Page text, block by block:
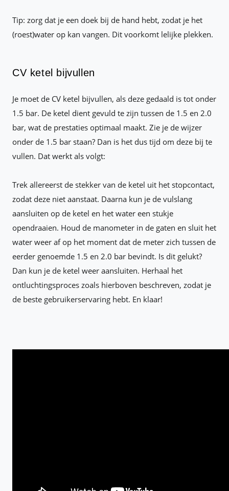
Tip: zorg dat je een doek bij de hand hebt, zodat je het
(roest)water op kan vangen. Dit voorkomt lelijke plekken.
CV ketel bijvullen
Je moet de CV ketel bijvullen, als deze gedaald is tot onder
1.5 bar. De ketel dient gevuld te zijn tussen de 1.5 en 2.0
bar, wat de prestaties optimaal maakt. Zie je de wijzer
onder de 1.5 bar staan? Dan is het dus tijd om deze bij te
vullen. Dat werkt als volgt:
Trek allereerst de stekker van de ketel uit het stopcontact,
zodat deze niet aanstaat. Daarna kun je de vulslang
aansluiten op de ketel en het water een stukje
opendraaien. Houd de manometer in de gaten en sluit het
water weer af op het moment dat de meter zich tussen de
eerder genoemde 1.5 en 2.0 bar bevindt. Is dit gelukt?
Dan kun je de ketel weer aansluiten. Herhaal het
ontluchtingsproces zoals hierboven beschreven, zodat je
de beste gebruikerservaring hebt. En klaar!